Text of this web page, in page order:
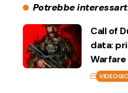
Potrebbe
Call of
data:
Warfare